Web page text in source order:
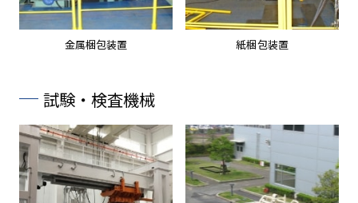
金属梱包装置 紙梱包装置
試験・検査機械